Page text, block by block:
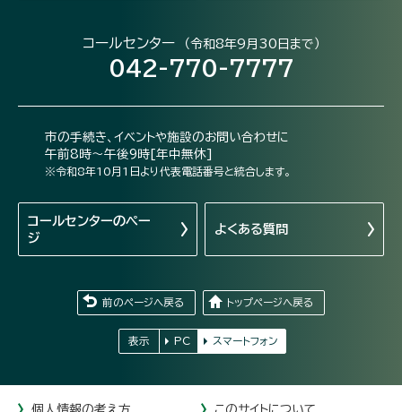
コールセンター （令和8年9月30日まで）
042-770-7777
市の手続き、イベントや施設のお問い合わせに
午前8時～午後9時[年中無休]
※令和8年10月1日より代表電話番号と統合します。
コールセンターのペー
ジ
よくある質問
前のページへ戻る トップページへ戻る
表示 PC スマートフォン
個人情報の考え方 このサイトについて